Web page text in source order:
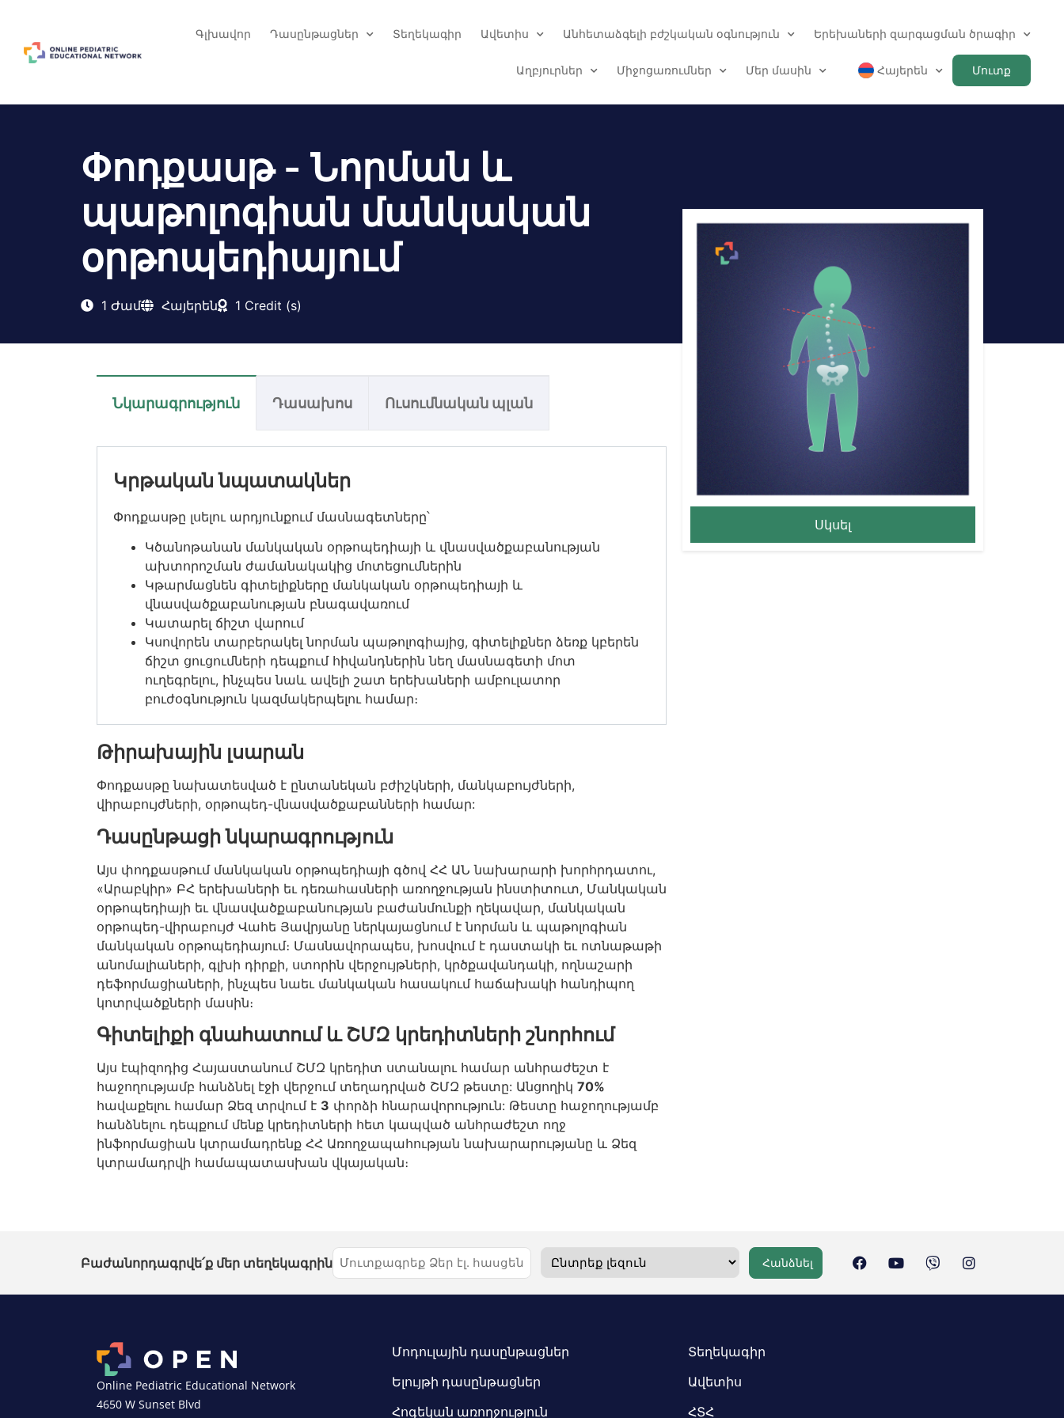
Գլխավոր Դասընթացներ Տեղեկագիր Ավետիս Անհետաձգելի բժշկական օգնություն Երեխաների զարգացման ծրագիր
Աղբյուրներ Միջոցառումներ Մեր մասին Մուտք
Հայերեն
Փոդքասթ - Նորման և
պաթոլոգիան մանկական
օրթոպեդիայում
1 Ժամ Հայերեն 1 Credit (s)
Նկարագրություն Դասախոս Ուսումնական պլան
Կրթական նպատակներ
Փոդքասթը լսելու արդյունքում մասնագետները՝
Կծանոթանան մանկական օրթոպեդիայի և վնասվածքաբանության
ախտորոշման ժամանակակից մոտեցումներին
Կթարմացնեն գիտելիքները մանկական օրթոպեդիայի և
վնասվածքաբանության բնագավառում
Կատարել ճիշտ վարում
Կսովորեն տարբերակել նորման պաթոլոգիայից, գիտելիքներ ձեռք կբերեն
ճիշտ ցուցումների դեպքում հիվանդներին նեղ մասնագետի մոտ
ուղեգրելու, ինչպես նաև ավելի շատ երեխաների ամբուլատոր
բուժօգնություն կազմակերպելու համար։
Թիրախային լսարան
Փոդքասթը նախատեսված է ընտանեկան բժիշկների, մանկաբույժների,
վիրաբույժների, օրթոպեդ-վնասվածքաբանների համար:
Դասընթացի նկարագրություն
Այս փոդքասթում մանկական օրթոպեդիայի գծով ՀՀ ԱՆ նախարարի խորհրդատու,
«Արաբկիր» ԲՀ երեխաների եւ դեռահասների առողջության ինստիտուտ, Մանկական
օրթոպեդիայի եւ վնասվածքաբանության բաժանմունքի ղեկավար, մանկական
օրթոպեդ-վիրաբույժ Վահե Յավրյանը ներկայացնում է նորման և պաթոլոգիան
մանկական օրթոպեդիայում։ Մասնավորապես, խոսվում է դաստակի եւ ոտնաթաթի
անոմալիաների, գլխի դիրքի, ստորին վերջույթների, կրծքավանդակի, ողնաշարի
դեֆորմացիաների, ինչպես նաեւ մանկական հասակում հաճախակի հանդիպող
կոտրվածքների մասին։
Գիտելիքի գնահատում և ՇՄԶ կրեդիտների շնորհում
Այս էպիզոդից Հայաստանում ՇՄԶ կրեդիտ ստանալու համար անհրաժեշտ է
հաջողությամբ հանձնել էջի վերջում տեղադրված ՇՄԶ թեստը: Անցողիկ 70%
հավաքելու համար Ձեզ տրվում է 3 փորձի հնարավորություն: Թեստը հաջողությամբ
հանձնելու դեպքում մենք կրեդիտների հետ կապված անհրաժեշտ ողջ
ինֆորմացիան կտրամադրենք ՀՀ Առողջապահության նախարարությանը և Ձեզ
կտրամադրվի համապատասխան վկայական։
Սկսել
Բաժանորդագրվե՛ք մեր տեղեկագրին Հանձնել
Online Pediatric Educational Network
4650 W Sunset Blvd
Մոդուլային դասընթացներ
Ելույթի դասընթացներ
Հոգեկան առողջություն
Տեղեկագիր
Ավետիս
ՀՏՀ